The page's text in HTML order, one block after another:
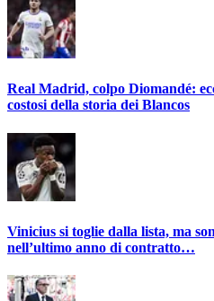
Real Madrid, colpo Diomandé:
costosi della storia dei Blancos
Vinicius si toglie dalla lista, ma
nell’ultimo anno di contratto…